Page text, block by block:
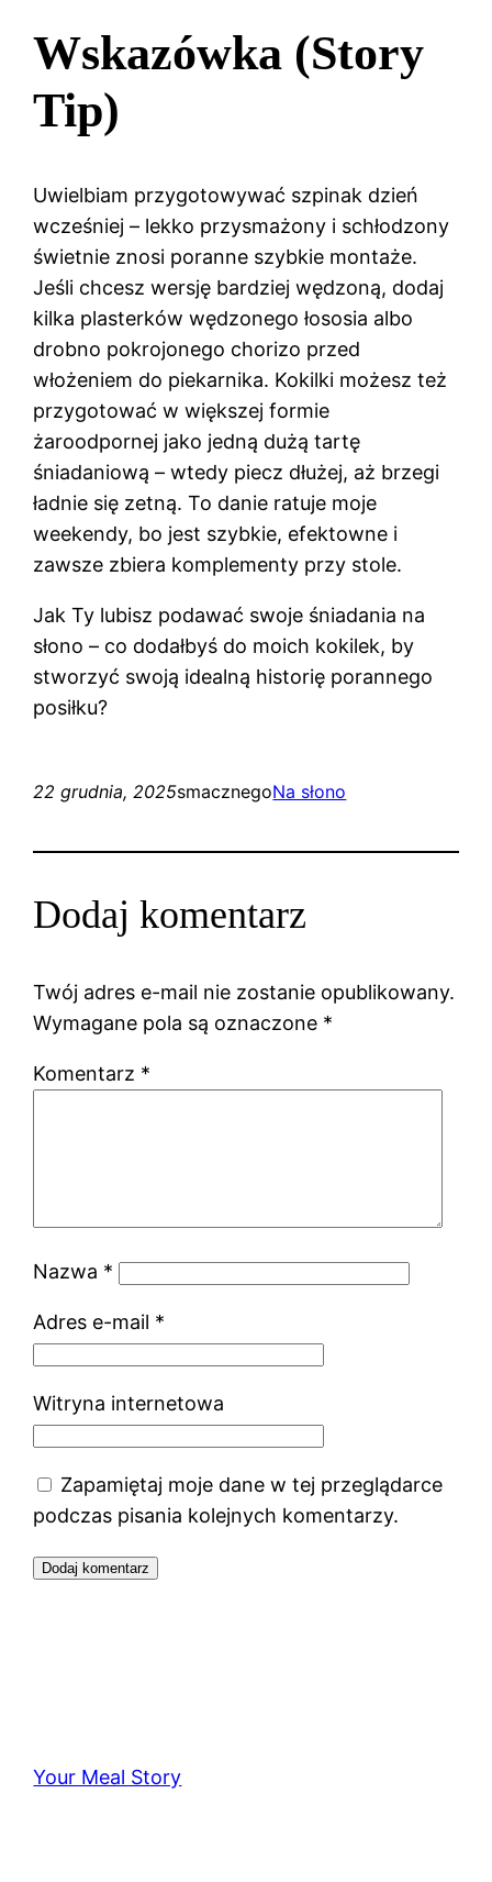
Wskazówka (Story
Tip)
Uwielbiam przygotowywać szpinak dzień
wcześniej – lekko przysmażony i schłodzony
świetnie znosi poranne szybkie montaże.
Jeśli chcesz wersję bardziej wędzoną, dodaj
kilka plasterków wędzonego łososia albo
drobno pokrojonego chorizo przed
włożeniem do piekarnika. Kokilki możesz też
przygotować w większej formie
żaroodpornej jako jedną dużą tartę
śniadaniową – wtedy piecz dłużej, aż brzegi
ładnie się zetną. To danie ratuje moje
weekendy, bo jest szybkie, efektowne i
zawsze zbiera komplementy przy stole.
Jak Ty lubisz podawać swoje śniadania na
słono – co dodałbyś do moich kokilek, by
stworzyć swoją idealną historię porannego
posiłku?
22 grudnia, 2025smacznegoNa słono
Dodaj komentarz
Twój adres e-mail nie zostanie opublikowany.
Wymagane pola są oznaczone *
Komentarz *
Nazwa *
Adres e-mail *
Witryna internetowa
Zapamiętaj moje dane w tej przeglądarce
podczas pisania kolejnych komentarzy.
Your Meal Story